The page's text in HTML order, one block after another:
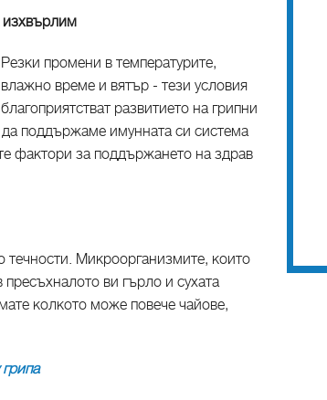
изхвърлим
Резки промени в температурите,
влажно време и вятър - тези условия
благоприятстват развитието на грипни
поддържаме имунната си система
фактори за поддържането на здрав
Микроорганизмите, които
ви гърло и сухата
колкото може повече чайове,